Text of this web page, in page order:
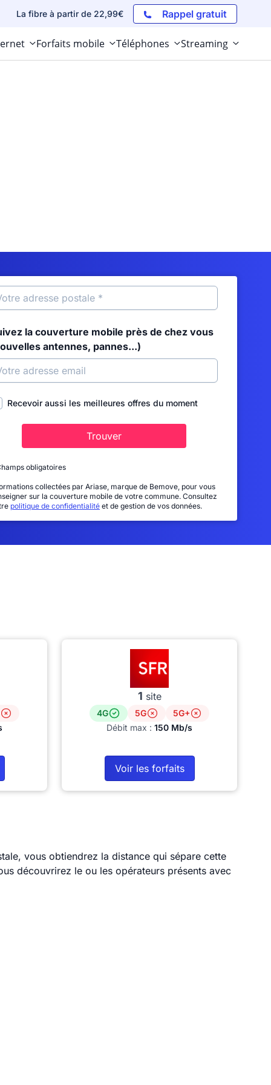
La fibre à partir de 22,99€ Rappel gratuit
Forfaits mobile Téléphones Streaming
la couverture mobile près de chez vous
antennes, pannes...)
Recevoir aussi les meilleures offres du moment
Trouver
obligatoires
collectées par Ariase, marque de Bemove, pour vous
sur la couverture mobile de votre commune. Consultez
politique de confidentialité et de gestion de vos données.
1 site
4G 5G
5G+
Débit max : 150 Mb/s
Voir les forfaits
vous obtiendrez la distance qui sépare cette
découvrirez le ou les opérateurs présents avec